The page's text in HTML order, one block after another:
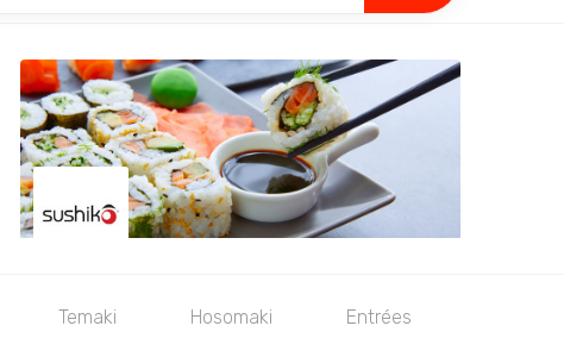
Temaki Hosomaki Entrées